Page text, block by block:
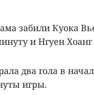
забили Куока
и Нгуен
два гола в
игры.